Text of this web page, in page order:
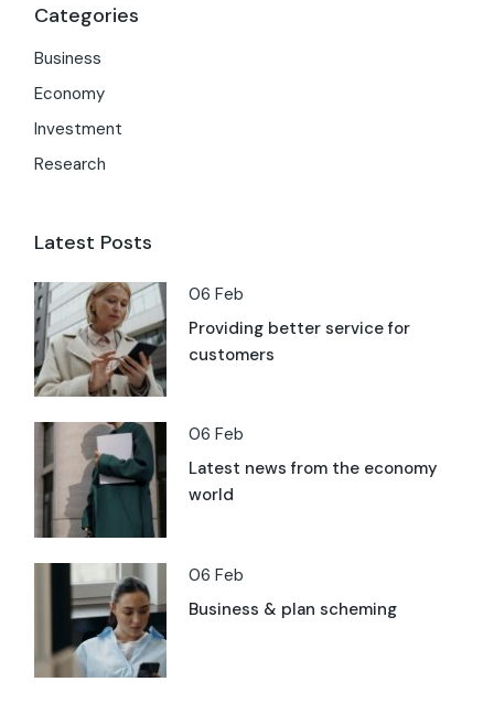
Categories
Business
Economy
Investment
Research
Latest Posts
06 Feb
Providing better service for
customers
06 Feb
Latest news from the economy
world
06 Feb
Business & plan scheming